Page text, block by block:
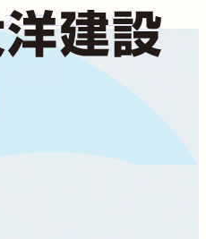
フッターへスキップ